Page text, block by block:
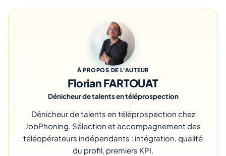
À PROPOS DE L'AUTEUR
Florian FARTOUAT
Dénicheur de talents en téléprospection
Dénicheur de talents en téléprospection chez
JobPhoning. Sélection et accompagnement des
téléopérateurs indépendants : intégration, qualité
du profil, premiers KPI.